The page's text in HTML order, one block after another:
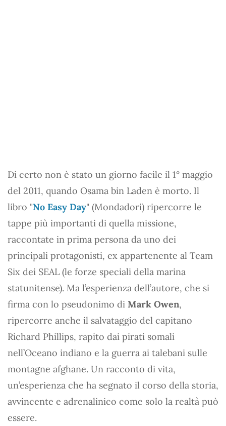
Di certo non è stato un giorno facile il 1° maggio
del 2011, quando Osama bin Laden è morto. Il
libro "No Easy Day" (Mondadori) ripercorre le
tappe più importanti di quella missione,
raccontate in prima persona da uno dei
principali protagonisti, ex appartenente al Team
Six dei SEAL (le forze speciali della marina
statunitense). Ma l’esperienza dell’autore, che si
firma con lo pseudonimo di Mark Owen,
ripercorre anche il salvataggio del capitano
Richard Phillips, rapito dai pirati somali
nell’Oceano indiano e la guerra ai talebani sulle
montagne afghane. Un racconto di vita,
un’esperienza che ha segnato il corso della storia,
avvincente e adrenalinico come solo la realtà può
essere.